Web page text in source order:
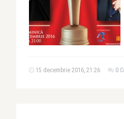
15 decembrie 2016, 21:26 0